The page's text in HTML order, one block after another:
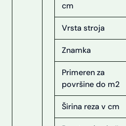
cm
Vrsta stroja
Znamka
Primeren za
površine do m2
Širina reza v cm